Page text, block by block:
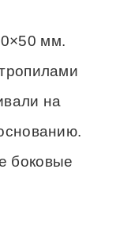
мм.
на
боковые